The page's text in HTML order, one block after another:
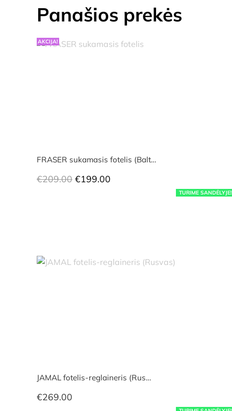
Panašios prekės
AKCIJA!
TURIME SANDĖLYJE!
FRASER sukamasis fotelis (Balt…
€209.00 Original
€199.00
JAMAL fotelis-reglaineris (Rus…
€269.00